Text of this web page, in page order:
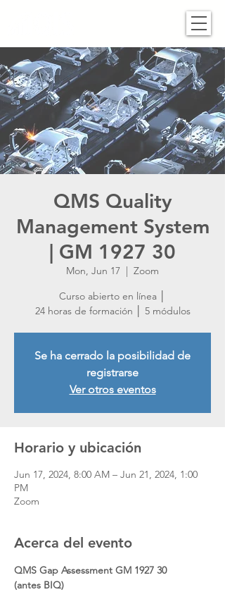
QMS Quality
Management System
| GM 1927 30
Mon, Jun 17
  |
Zoom
Curso abierto en línea │
24 horas de formación │ 5 módulos
Se ha cerrado la posibilidad de
registrarse
Ver otros eventos
Horario y ubicación
Jun 17, 2024, 8:00 AM – Jun 21, 2024, 1:00
PM
Zoom
Acerca del evento
QMS Gap Assessment GM 1927 30
(antes BIQ)